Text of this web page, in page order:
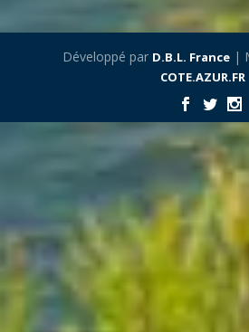
Développé par D.B.L. France|
COTE.AZUR.FR